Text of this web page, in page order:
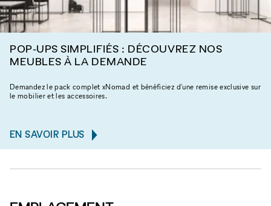
POP-UPS SIMPLIFIÉS : DÉCOUVREZ NOS
MEUBLES À LA DEMANDE
Demandez le pack complet xNomad et bénéficiez d'une remise exclusive sur
le mobilier et les accessoires.
EN SAVOIR PLUS